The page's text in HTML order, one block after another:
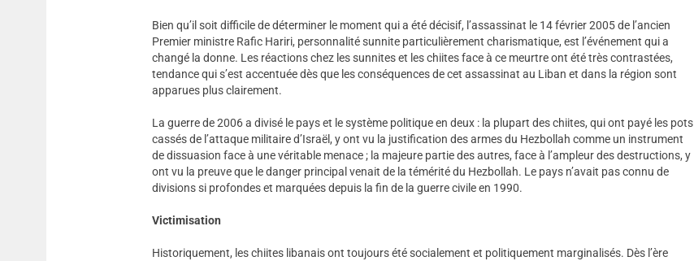
Bien qu’il soit difficile de déterminer le moment qui a été décisif, l’assassinat le 14 février 2005 de l’ancien
Premier ministre Rafic Hariri, personnalité sunnite particulièrement charismatique, est l’événement qui a
changé la donne. Les réactions chez les sunnites et les chiites face à ce meurtre ont été très contrastées,
tendance qui s’est accentuée dès que les conséquences de cet assassinat au Liban et dans la région sont
apparues plus clairement.
La guerre de 2006 a divisé le pays et le système politique en deux : la plupart des chiites, qui ont payé les pots
cassés de l’attaque militaire d’Israël, y ont vu la justification des armes du Hezbollah comme un instrument
de dissuasion face à une véritable menace ; la majeure partie des autres, face à l’ampleur des destructions, y
ont vu la preuve que le danger principal venait de la témérité du Hezbollah. Le pays n’avait pas connu de
divisions si profondes et marquées depuis la fin de la guerre civile en 1990.
Victimisation
Historiquement, les chiites libanais ont toujours été socialement et politiquement marginalisés. Dès l’ère